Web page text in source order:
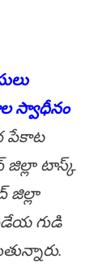
స్వాధీనం
పేకాట
జిల్లా టాస్క్
జిల్లా
గుడి